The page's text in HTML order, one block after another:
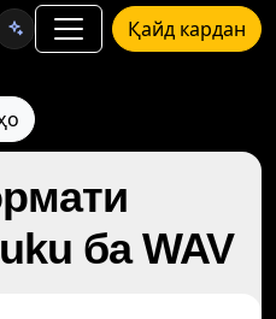
Қайд кардан
ба WAV